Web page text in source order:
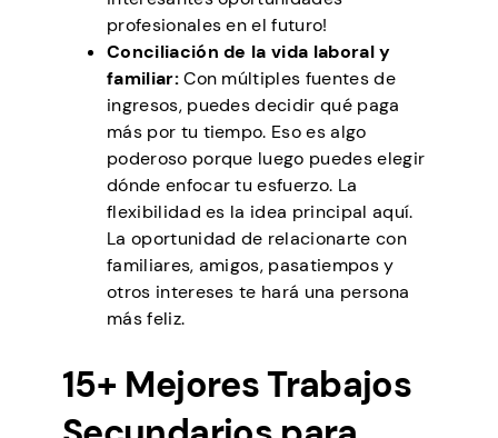
profesionales en el futuro!
Conciliación de la vida laboral y
familiar:Con múltiples fuentes de
ingresos, puedes decidir qué paga
más por tu tiempo. Eso es algo
poderoso porque luego puedes elegir
dónde enfocar tu esfuerzo. La
flexibilidad es la idea principal aquí.
La oportunidad de relacionarte con
familiares, amigos, pasatiempos y
otros intereses te hará una persona
más feliz.
15+ Mejores Trabajos